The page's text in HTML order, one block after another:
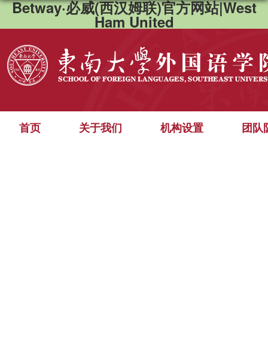
Betway·必威(西汉姆联)官方网站|West
Ham United
首页 关于我们 机构设置 团队